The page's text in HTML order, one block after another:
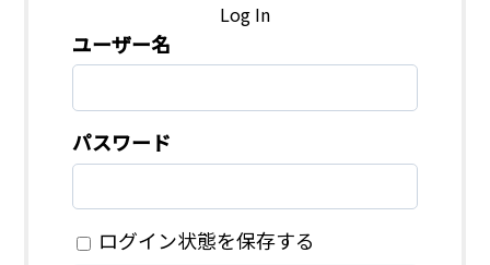
Log In
ユーザー名
パスワード
ログイン状態を保存する